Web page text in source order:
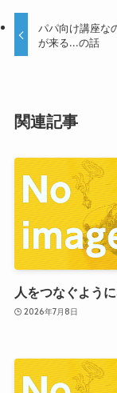
パパ向け講座な
が来る…の話
関連記事
人をつなぐよう
2026年7月8日